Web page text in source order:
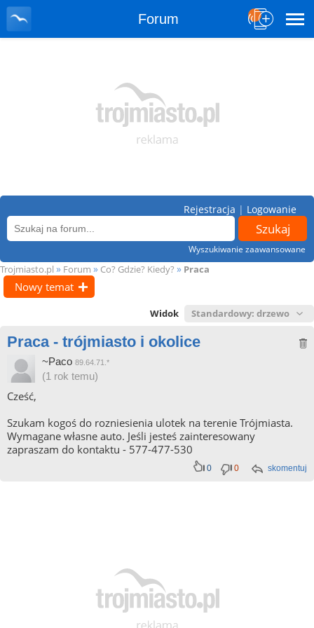
Forum
Wyszukiwanie zaawansowane
Rejestracja | Logowanie
Trojmiasto.pl » Forum » Co? Gdzie? Kiedy? » Praca
Nowy temat
Widok
Praca - trójmiasto i okolice
~Paco 89.64.71.*
(1 rok temu)
Cześć,
Szukam kogoś do rozniesienia ulotek na terenie Trójmiasta.
Wymagane własne auto. Jeśli jesteś zainteresowany
zapraszam do kontaktu - 577-477-530
skomentuj
0 0